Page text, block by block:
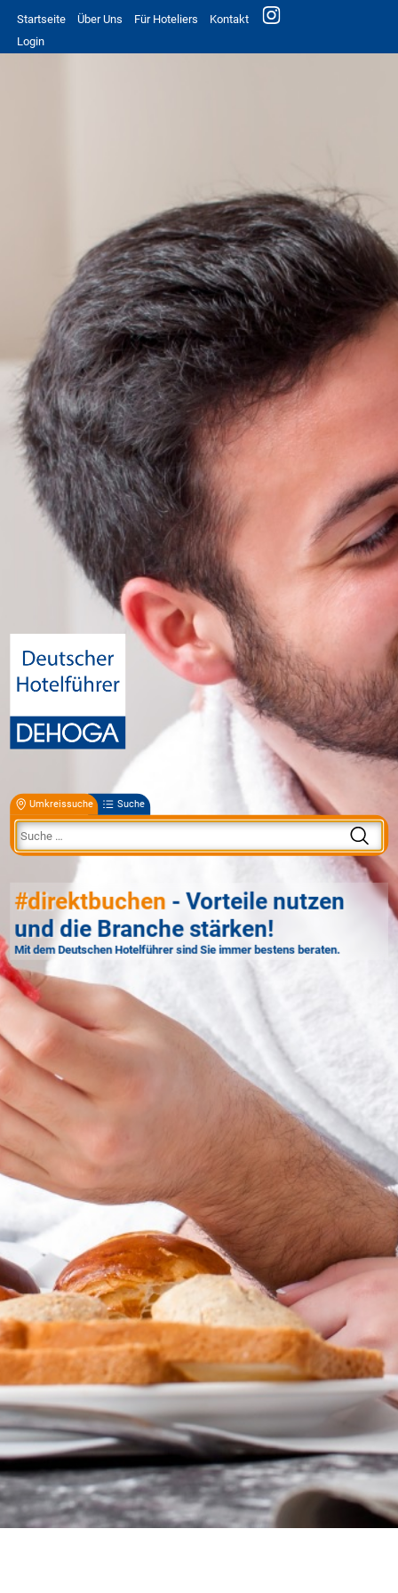
Startseite Über Uns Für Hoteliers
Kontakt
Login
Umkreissuche Suche
#direktbuchen - Vorteile nutzen
und die Branche stärken!
Mit dem Deutschen Hotelführer sind Sie immer bestens beraten.